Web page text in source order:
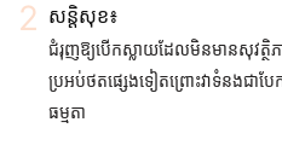
សន្ដិសុខ៖
ជំរុញឱ្យបើកស្លាយដែលមិនមានសុវត្ថិភ
ប្រអប់ថតផ្សេងទៀតព្រោះវាទំនងជាបែ
ធម្មតា